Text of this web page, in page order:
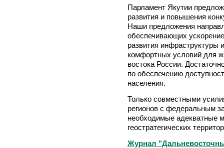
Парламент Якутии
развития и повышения
Наши предложения
обеспечивающих
развития инфраструктуры
комфортных условий для
востока России.
по обеспечению
населения.
Только совместными
регионов с федеральным
необходимые адекватные
геостратегических
Журнал